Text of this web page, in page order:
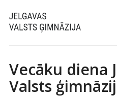
Vecāku diena
Valsts